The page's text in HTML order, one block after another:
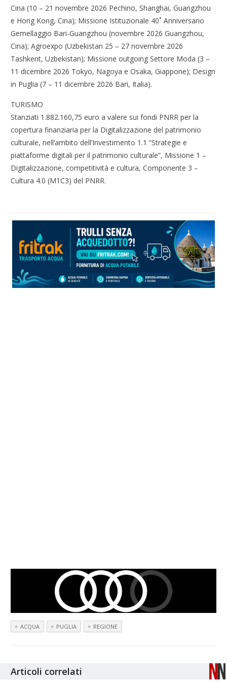
Cina (10 – 21 novembre 2026 Pechino, Shanghai, Guangzhou
e Hong Kong, Cina); Missione Istituzionale 40˚ Anniversario
Gemellaggio Bari-Guangzhou (novembre 2026 Guangzhou,
Cina); Agroexpo (Uzbekistan 25 – 27 novembre 2026
Tashkent, Uzbekistan); Missione outgoing Settore Moda (3 –
11 dicembre 2026 Tokyo, Nagoya e Osaka, Giappone); Design
in Puglia (7 – 11 dicembre 2026 Bari, Italia).
TURISMO
Stanziati 1.882.160,75 euro a valere sui fondi PNRR per la
copertura finanziaria per la Digitalizzazione del patrimonio
culturale, nell’ambito dell’Investimento 1.1 “Strategie e
piattaforme digitali per il patrimonio culturale”, Missione 1 –
Digitalizzazione, competitività e cultura, Componente 3 –
Cultura 4.0 (M1C3) del PNRR.
ACQUA PUGLIA REGIONE
Articoli correlati